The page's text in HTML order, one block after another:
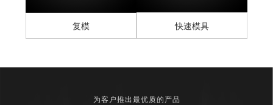
复模 快速模具
为客户推出最优质的产品